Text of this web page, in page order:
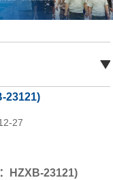
23121)
27
HZXB-23121)